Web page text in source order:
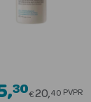
30Price
€20 40 PVPR